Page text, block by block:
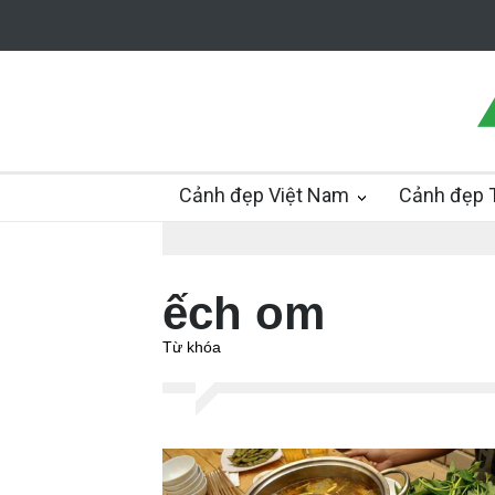
Cảnh đẹp Việt Nam Cảnh đẹp
ếch om
Từ khóa